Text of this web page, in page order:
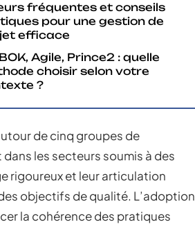
fréquentes et conseils
pour une gestion de
efficace
Agile, Prince2 : quelle
choisir selon votre
?
de cinq groupes de
les secteurs soumis à des
rigoureux et leur articulation
objectifs de qualité. L’adoption
la cohérence des pratiques